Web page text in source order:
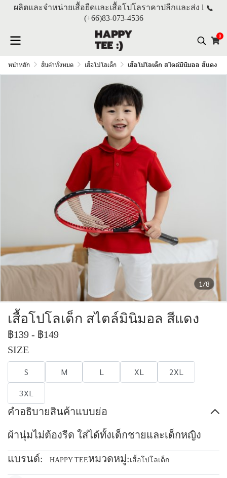
ผลิตและจำหน่ายเสื้อยืดและเสื้อโปโลราคาปลีกและส่ง l
(+66)83-073-4536
0
หน้าหลัก สินค้าทั้งหมด เสื้อโปโลเด็ก เสื้อโปโลเด็ก สไตล์มินิมอล สีแดง
1/8
เสื้อโปโลเด็ก สไตล์มินิมอล สีแดง
฿139 - ฿149
SIZE
S M L XL
2XL
3XL
คำอธิบายสินค้าแบบย่อ
ผ้านุ่มไม่ต้องรีด ใส่ได้ทั้งเด็กชายและเด็กหญิง
แบรนด์: HAPPY TEEหมวดหมู่: เสื้อโปโลเด็ก